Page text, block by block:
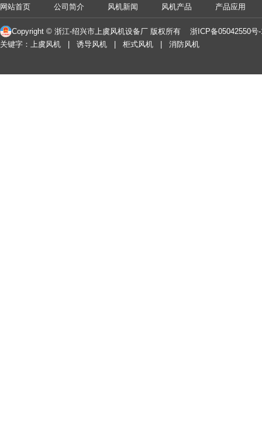
网站首页 公司简介 风机新闻 风机产品 产品应用
Copyright © 浙江-绍兴市上虞风机设备厂 版权所有 浙ICP备05042550号
关键字：上虞风机 | 诱导风机 | 柜式风机 | 消防风机